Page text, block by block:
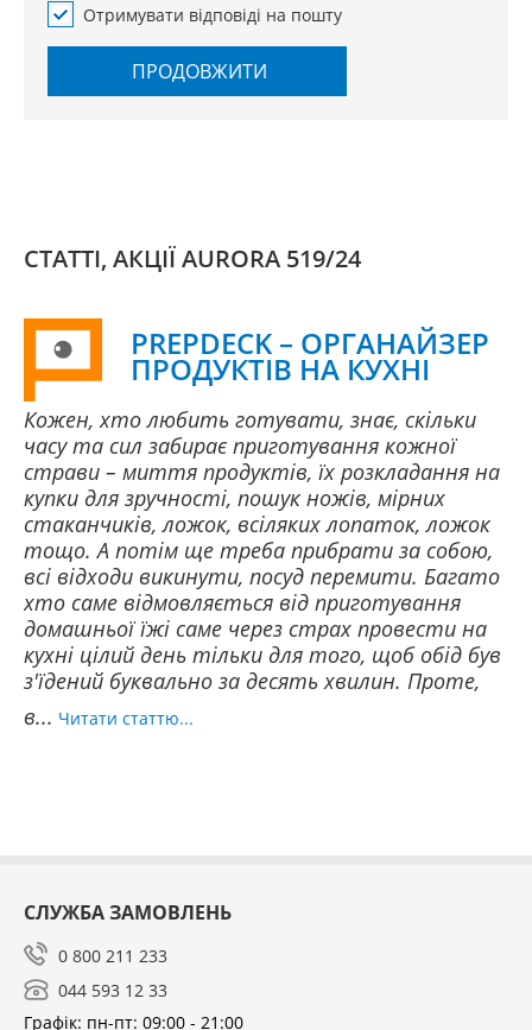
Отримувати відповіді на пошту
ПРОДОВЖИТИ
СТАТТІ, АКЦІЇ AURORA 519/24
PREPDECK – ОРГАНАЙЗЕР
ПРОДУКТІВ НА КУХНІ
Кожен, хто любить готувати, знає, скільки
часу та сил забирає приготування кожної
страви – миття продуктів, їх розкладання на
купки для зручності, пошук ножів, мірних
стаканчиків, ложок, всіляких лопаток, ложок
тощо. А потім ще треба прибрати за собою,
всі відходи викинути, посуд перемити. Багато
хто саме відмовляється від приготування
домашньої їжі саме через страх провести на
кухні цілий день тільки для того, щоб обід був
з'їдений буквально за десять хвилин. Проте,
в... Читати статтю...
СЛУЖБА ЗАМОВЛЕНЬ
0 800 211 233
044 593 12 33
Графік: пн-пт: 09:00 - 21:00